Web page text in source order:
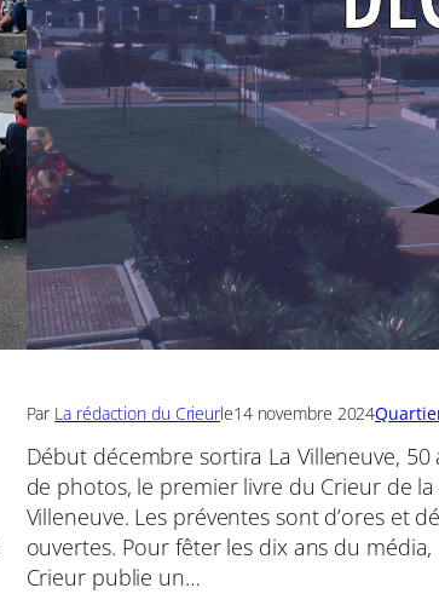
Par La rédaction du Crieurle14 novembre 2024
Début décembre sortira La Villeneuve, 50
de photos, le premier livre du Crieur de la
Villeneuve. Les préventes sont d’ores et
ouvertes. Pour fêter les dix ans du média,
Crieur publie un…